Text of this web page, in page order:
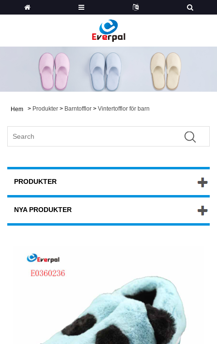
Hem > Produkter > Barntofflor > Vintertofflor för barn
PRODUKTER
NYA PRODUKTER